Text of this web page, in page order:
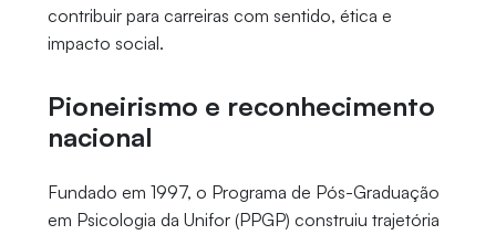
contribuir para carreiras com sentido, ética e
impacto social.
Pioneirismo e reconhecimento
nacional
Fundado em 1997, o Programa de Pós-Graduação
em Psicologia da Unifor (PPGP) construiu trajetória